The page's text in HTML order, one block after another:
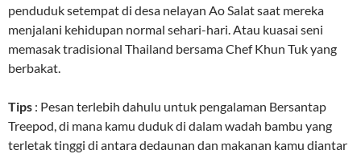
penduduk setempat di desa nelayan Ao Salat saat mereka
menjalani kehidupan normal sehari-hari. Atau kuasai seni
memasak tradisional Thailand bersama Chef Khun Tuk yang
berbakat.
Tips : Pesan terlebih dahulu untuk pengalaman Bersantap
Treepod, di mana kamu duduk di dalam wadah bambu yang
terletak tinggi di antara dedaunan dan makanan kamu diantar